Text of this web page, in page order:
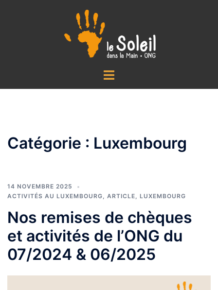
Ouvrir/fermer
Catégorie : Luxembourg
14 NOVEMBRE 2025
ACTIVITÉS AU LUXEMBOURG, ARTICLE, LUXEMBOURG
Nos remises de chèques
et activités de l’ONG du
07/2024 & 06/2025